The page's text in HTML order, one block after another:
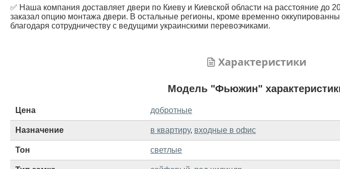
✅ Наша компания доставляет двери по Киеву и Киевской области на расстояние до
заказал опцию монтажа двери. В остальные регионы, кроме временно
благодаря сотрудничеству с ведущими украинскими перевозчиками.
Характеристики
Модель "Фьюжин"
Цена добротные
Назначение в квартиру, входные в офис
Тон светлые